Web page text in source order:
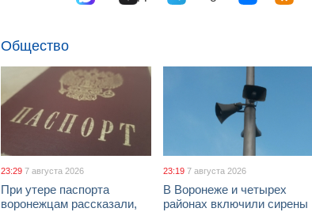
Общество
23:29 7 августа 2026
При утере паспорта
воронежцам рассказали,
23:19 7 августа 2026
В Воронеже и четырех
районах включили сирены